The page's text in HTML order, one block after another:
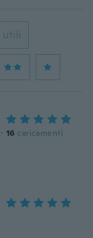
· 16 caricamenti